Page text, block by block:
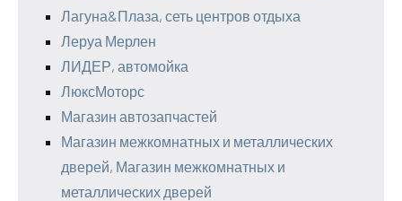
Лагуна&Плаза, сеть центров отдыха
Леруа Мерлен
ЛИДЕР, автомойка
ЛюксМоторс
Магазин автозапчастей
Магазин межкомнатных и металлических
дверей, Магазин межкомнатных и
металлических дверей